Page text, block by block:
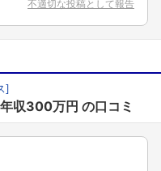
不適切な投稿として報告
]
年収300万円 の口コミ